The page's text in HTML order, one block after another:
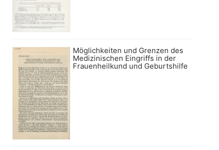
Möglichkeiten und Grenzen des
Medizinischen Eingriffs in der
Frauenheilkund und Geburtshilfe